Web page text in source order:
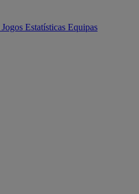
Jogos Estatísticas Equipas